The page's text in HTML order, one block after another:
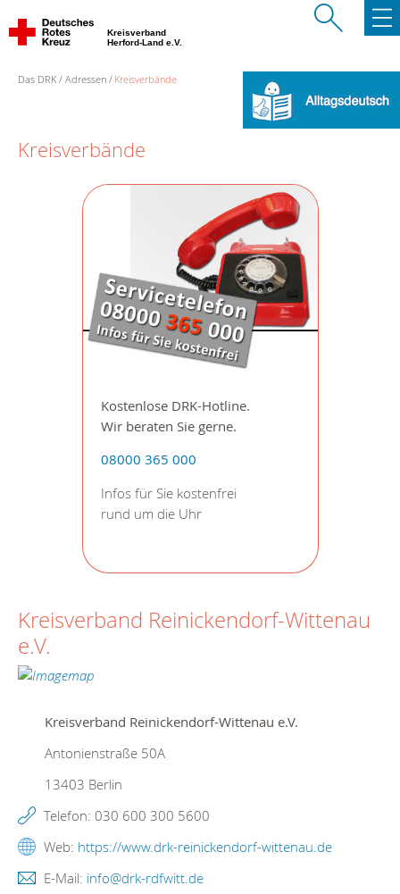
Kreisverband
Herford-Land e.V.
Das DRK Adressen Kreisverbände
Kreisverbände
Kostenlose DRK-Hotline.
Wir beraten Sie gerne.
08000 365 000
Infos für Sie kostenfrei
rund um die Uhr
Kreisverband Reinickendorf-Wittenau
e.V.
Kreisverband Reinickendorf-Wittenau e.V.
Antonienstraße 50A
13403 Berlin
Telefon: 030 600 300 5600
Web: https://www.drk-reinickendorf-wittenau.de
E-Mail: info@drk-rdfwitt.de